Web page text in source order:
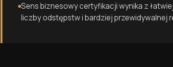
Sens biznesowy certyfikacji wynika z
liczby odstępstw i bardziej przewidywalnej